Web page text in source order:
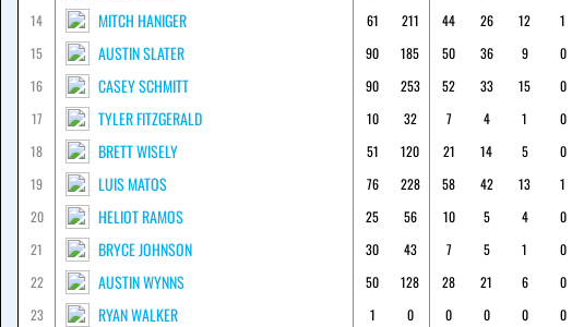
14
MITCH HANIGER 61 211 44 26 12 1
15
AUSTIN SLATER 90 185 50 36 9 0
16
CASEY SCHMITT 90 253 52 33 15 0
17
TYLER FITZGERALD 10 32 7 4 1 0
18
BRETT WISELY 51 120 21 14 5 0
19
LUIS MATOS 76 228 58 42 13 1
20
HELIOT RAMOS 25 56 10 5 4 0
21
BRYCE JOHNSON 30 43 7 5 1 0
22
AUSTIN WYNNS 50 128 28 21 6 0
23
RYAN WALKER 1 0 0 0 0 0